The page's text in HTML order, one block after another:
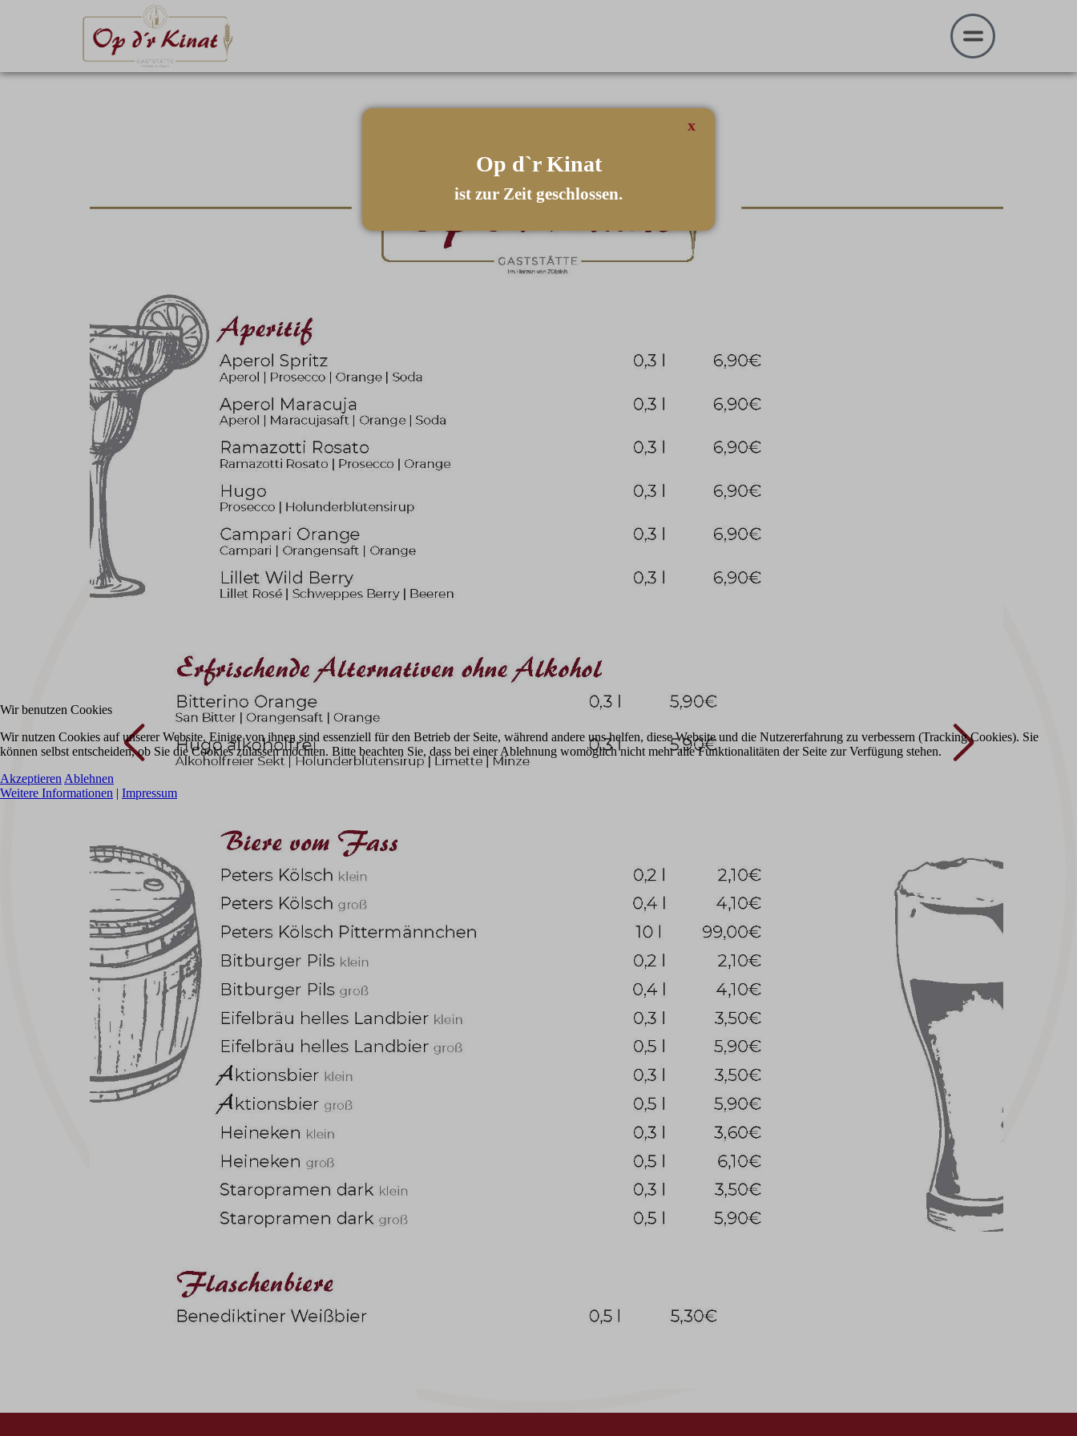
x
Op d`r Kinat
ist zur Zeit geschlossen.
Wir benutzen Cookies
Wir nutzen Cookies auf unserer Website. Einige von ihnen sind essenziell für den Betrieb der Seite, während andere uns helfen, diese Website und die Nutzererfahrung zu verbessern (Tracking Cookies). Sie
können selbst entscheiden, ob Sie die Cookies zulassen möchten. Bitte beachten Sie, dass bei einer Ablehnung womöglich nicht mehr alle Funktionalitäten der Seite zur Verfügung stehen.
Akzeptieren Ablehnen
Weitere Informationen | Impressum